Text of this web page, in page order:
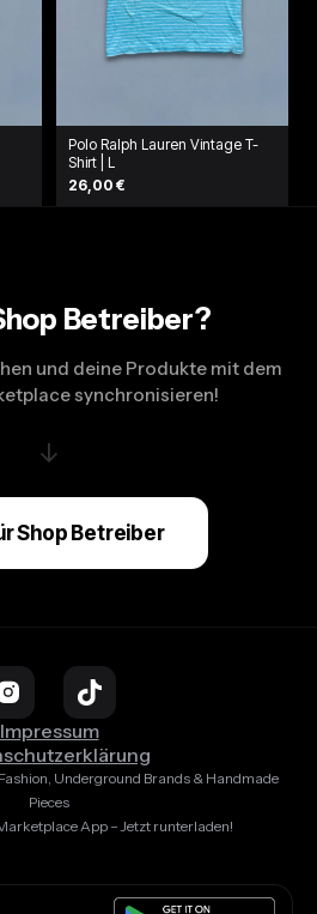
Polo Ralph Lauren Vintage T-
Shirt | L
26,00 €
Betreiber?
und deine Produkte mit dem
synchronisieren!
↓
Shop Betreiber
Impressum
Underground Brands & Handmade
Pieces
App – Jetzt runterladen!